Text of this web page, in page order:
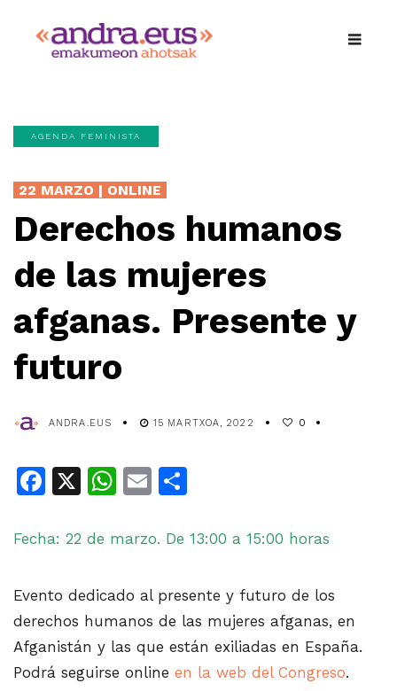
AGENDA FEMINISTA
22 MARZO | ONLINE
Derechos humanos
de las mujeres
afganas. Presente y
futuro
ANDRA.EUS 15 MARTXOA, 2022 0
Facebook
X WhatsApp
Email
Fecha: 22 de marzo. De 13:00 a 15:00 horas
Evento dedicado al presente y futuro de los
derechos humanos de las mujeres afganas, en
Afganistán y las que están exiliadas en España.
Podrá seguirse online en la web del Congreso.